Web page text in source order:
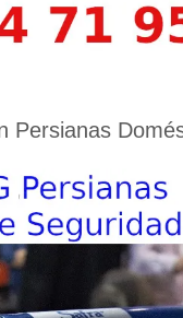
Persianas